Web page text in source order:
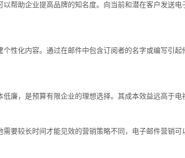
帮助企业提高品牌的知名度。向当前和潜在客户发送
性化内容。通过在邮件中包含订阅者的名字或编写引
廉，是预算有限企业的理想选择。其成本效益远高于电
要较长时间才能见效的营销策略不同，电子邮件营销